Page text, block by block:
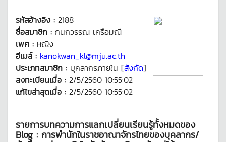
รหัสอ้างอิง : 2188
ชื่อสมาชิก : กนกวรรณ เครือมณี
เพศ : หญิง
อีเมล์ : kanokwan_kl@mju.ac.th
ประเภทสมาชิก : บุคลากรภายใน [สังกัด]
ลงทะเบียนเมื่อ : 2/5/2560 10:55:02
แก้ไขล่าสุดเมื่อ : 2/5/2560 10:55:02
รายการบทความการแลกเปลี่ยนเรียนรู้ทั้งหมดของ
Blog : การพำนักในราชอาณาจักรไทยของบุคลากร/